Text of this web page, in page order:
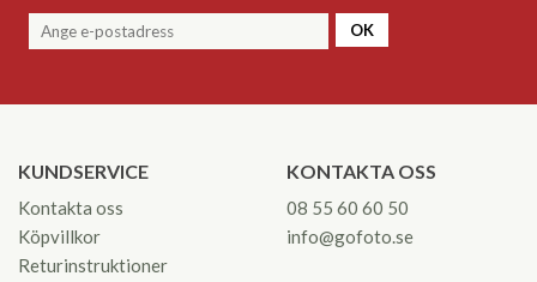
OK
KUNDSERVICE
Kontakta oss
Köpvillkor
Returinstruktioner
KONTAKTA OSS
08 55 60 60 50
info@gofoto.se